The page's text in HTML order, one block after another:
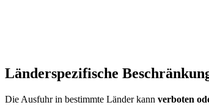
Länderspezifische
Die Ausfuhr in bestimmte Länder kann verboten